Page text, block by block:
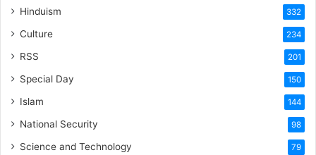
Hinduism 332
Culture 234
RSS 201
Special Day 150
Islam 144
National Security 98
Science and Technology 79